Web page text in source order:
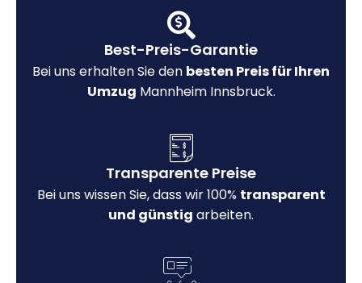
Best-Preis-Garantie
Bei uns erhalten Sie den besten Preis für Ihren
Umzug Mannheim Innsbruck.
Transparente Preise
Bei uns wissen Sie, dass wir 100% transparent
und günstig arbeiten.